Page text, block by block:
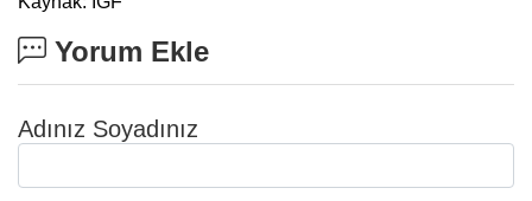
Yorum Ekle
Adınız Soyadınız